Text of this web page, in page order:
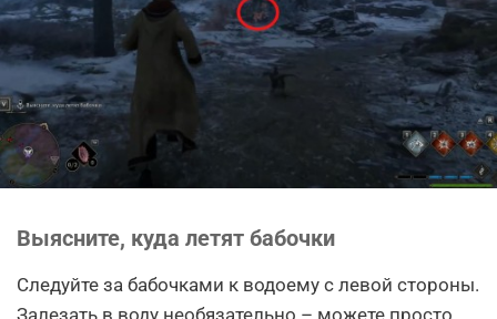
Выясните, куда летят бабочки
Следуйте за бабочками к водоему с левой стороны.